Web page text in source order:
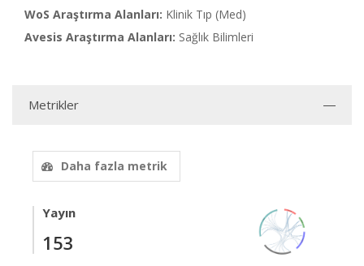
WoS Araştırma Alanları: Klinik Tıp (Med)
Avesis Araştırma Alanları: Sağlık Bilimleri
Metrikler
Daha fazla metrik
Yayın
153